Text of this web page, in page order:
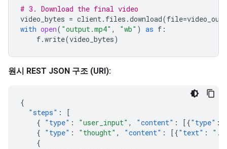
# 3. Download the final video
video_bytes = client. files .download(file=
with open( "output.mp4" , "wb" ) as f :
f.write(video_bytes)
원시 REST JSON 구조 (URI):
{
"steps" :
[
{ "type" : "user_input" , "content" : [{"type" :
{ "type" : "thought" , "content" : [{"text" :
{